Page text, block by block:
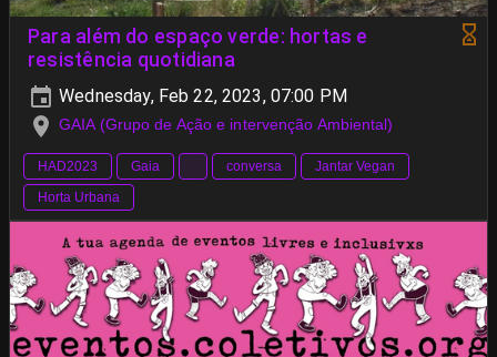
Para além do espaço verde: hortas e
resistência quotidiana
Wednesday, Feb 22, 2023, 07:00 PM
GAIA (Grupo de Ação e intervenção Ambiental)
HAD2023 Gaia conversa
Jantar Vegan
Horta Urbana